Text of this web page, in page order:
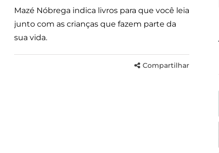
Mazé Nóbrega indica livros para que você leia
junto com as crianças que fazem parte da
sua vida.
Compartilhar